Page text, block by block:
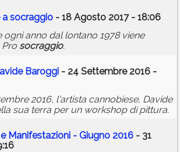
a socraggio - 18 Agosto 2017 - 18:06
ogni anno dal lontano 1978 viene
socraggio.
Baroggi - 24 Settembre 2016 -
2016, l'artista cannobiese, Davide
sua terra per un workshop di pittura.
Manifestazioni - Giugno 2016 - 31